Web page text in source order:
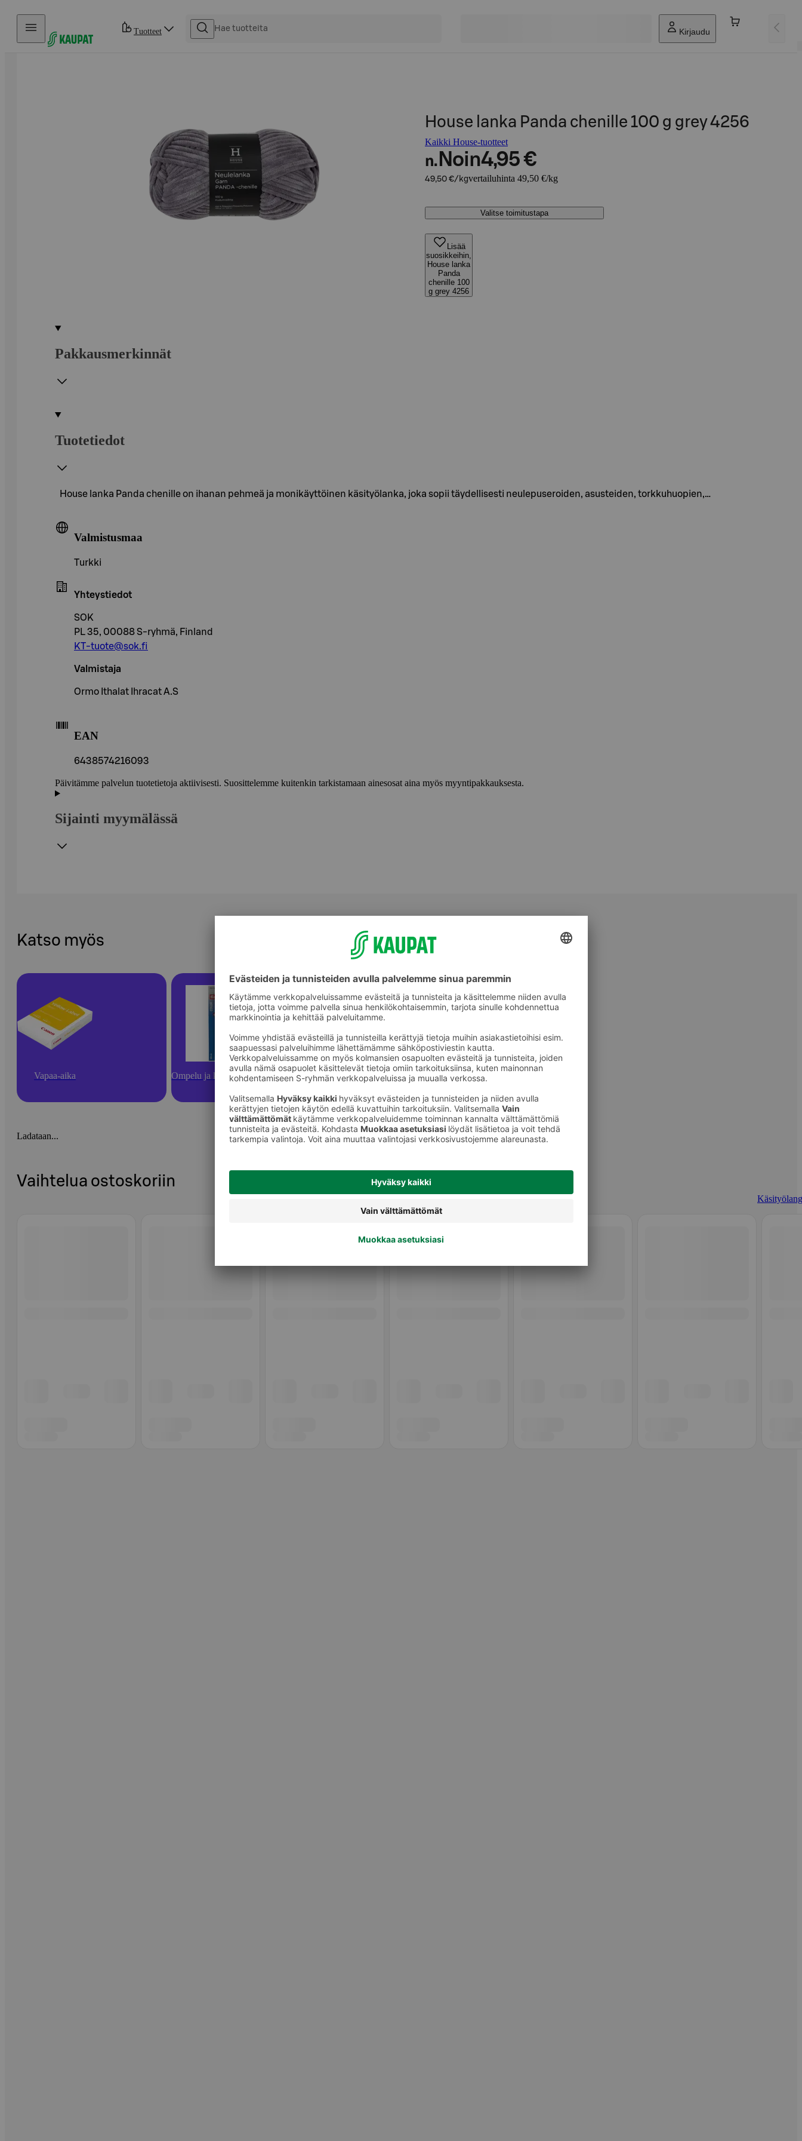
Hyppää sisältöön
Tuotteet Kirjaudu
House lanka Panda chenille 100 g grey 4256
Kaikki House-tuotteet
n. Noin4,95 €
49,50 €/kgvertailuhinta 49,50 €/kg
Valitse toimitustapa
Lisää
suosikkeihin,
House lanka
Panda
chenille 100
g grey 4256
Pakkausmerkinnät
Tuotetiedot
House lanka Panda chenille on ihanan pehmeä ja monikäyttöinen käsityölanka, joka sopii täydellisesti neulepuseroiden, asusteiden, torkkuhuopien,…
Valmistusmaa
Turkki
Yhteystiedot
SOK
PL 35, 00088 S-ryhmä, Finland
KT-tuote@sok.fi
Valmistaja
Ormo Ithalat Ihracat A.S
EAN
6438574216093
Päivitämme palvelun tuotetietoja aktiivisesti. Suosittelemme kuitenkin tarkistamaan ainesosat aina myös myyntipakkauksesta.
Sijainti myymälässä
Katso myös
Vapaa-aika Ompelu ja käsityötarvikkeet Käsityölangat
Ladataan...
Vaihtelua ostoskoriin